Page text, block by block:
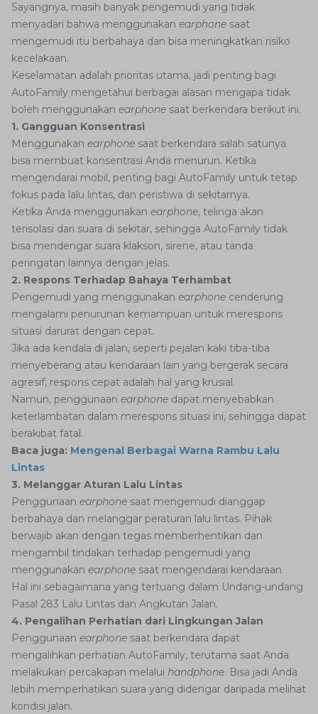
Sayangnya, masih banyak pengemudi yang tidak
menyadari bahwa menggunakan earphone saat
mengemudi itu berbahaya dan bisa meningkatkan risiko
kecelakaan.
Keselamatan adalah prioritas utama, jadi penting bagi
AutoFamily mengetahui berbagai alasan mengapa tidak
boleh menggunakan earphone saat berkendara berikut ini.
1. Gangguan Konsentrasi
Menggunakan earphone saat berkendara salah satunya
bisa membuat konsentrasi Anda menurun. Ketika
mengendarai mobil, penting bagi AutoFamily untuk tetap
fokus pada lalu lintas, dan peristiwa di sekitarnya.
Ketika Anda menggunakan earphone, telinga akan
terisolasi dari suara di sekitar, sehingga AutoFamily tidak
bisa mendengar suara klakson, sirene, atau tanda
peringatan lainnya dengan jelas.
2. Respons Terhadap Bahaya Terhambat
Pengemudi yang menggunakan earphone cenderung
mengalami penurunan kemampuan untuk merespons
situasi darurat dengan cepat.
Jika ada kendala di jalan, seperti pejalan kaki tiba-tiba
menyeberang atau kendaraan lain yang bergerak secara
agresif, respons cepat adalah hal yang krusial.
Namun, penggunaan earphone dapat menyebabkan
keterlambatan dalam merespons situasi ini, sehingga dapat
berakibat fatal.
Baca juga: Mengenal Berbagai Warna Rambu Lalu
Lintas
3. Melanggar Aturan Lalu Lintas
Penggunaan earphone saat mengemudi dianggap
berbahaya dan melanggar peraturan lalu lintas. Pihak
berwajib akan dengan tegas memberhentikan dan
mengambil tindakan terhadap pengemudi yang
menggunakan earphone saat mengendarai kendaraan.
Hal ini sebagaimana yang tertuang dalam Undang-undang
Pasal 283 Lalu Lintas dan Angkutan Jalan.
4. Pengalihan Perhatian dari Lingkungan Jalan
Penggunaan earphone saat berkendara dapat
mengalihkan perhatian AutoFamily, terutama saat Anda
melakukan percakapan melalui handphone. Bisa jadi Anda
lebih memperhatikan suara yang didengar daripada melihat
kondisi jalan.